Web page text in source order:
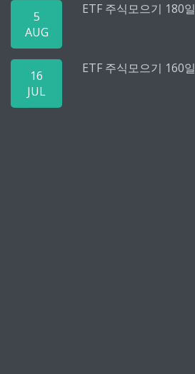
5
AUG
ETF 주식모으기 180일
16
JUL
ETF 주식모으기 160일